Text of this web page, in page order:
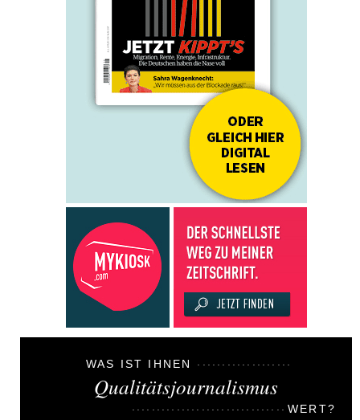
WAS IST IHNEN
Qualitätsjournalismus
WERT?